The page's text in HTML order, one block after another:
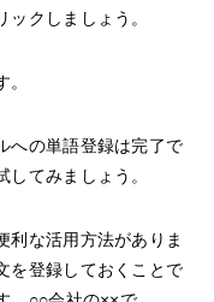
クしましょう。
への単語登録は完了で
てみましょう。
利な活用方法がありま
を登録しておくことで